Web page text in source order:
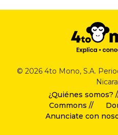
© 2026 4to Mono, S.A.
¿Quiénes somos?
Commons //
Anunciate con